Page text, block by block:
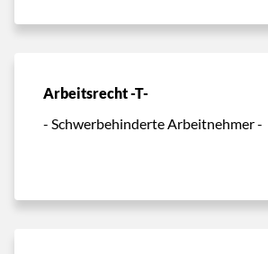
Arbeitsrecht -T-
- Schwerbehinderte Arbeitnehmer -